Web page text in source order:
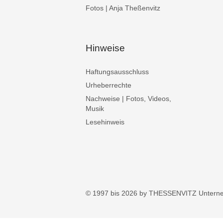
Fotos | Anja Theßenvitz
Hinweise
Haftungsausschluss
Urheberrechte
Nachweise | Fotos, Videos,
Musik
Lesehinweis
© 1997 bis 2026 by THESSENVITZ